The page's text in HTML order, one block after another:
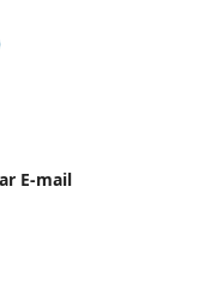
E-mail